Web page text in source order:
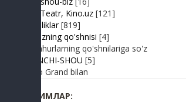
TV | Teatr, Kino.uz [121]
Yangiliklar [819]
Yulduzning qo'shnisi [4]
Mashhurlarning qo'shnilariga so'z
BIRINCHI-SHOU [5]
Radio Grand bilan
КИМЛАР: